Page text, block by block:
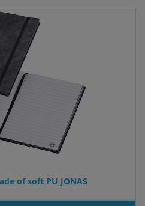
of soft PU JONAS